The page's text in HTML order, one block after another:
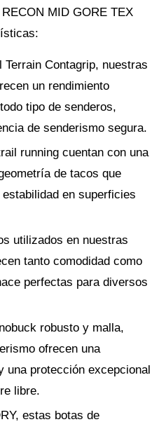
MID GORE TEX
Terrain Contagrip, nuestras
un rendimiento
tipo de senderos,
de senderismo segura.
running cuentan con una
de tacos que
en superficies
utilizados en nuestras
tanto comodidad como
perfectas para diversos
robusto y malla,
ofrecen una
una protección excepcional
libre.
estas botas de